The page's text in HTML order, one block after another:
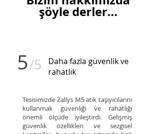
şöyle derler...
Daha fazla güvenlik ve
rahatlık
/5
5
Tesisimizde Zallys M5 atık taşıyıcılarını
kullanmak güvenliği ve rahatlığı
önemli ölçüde iyileştirdi. Gelişmiş
güvenlik özellikleri ve sezgisel